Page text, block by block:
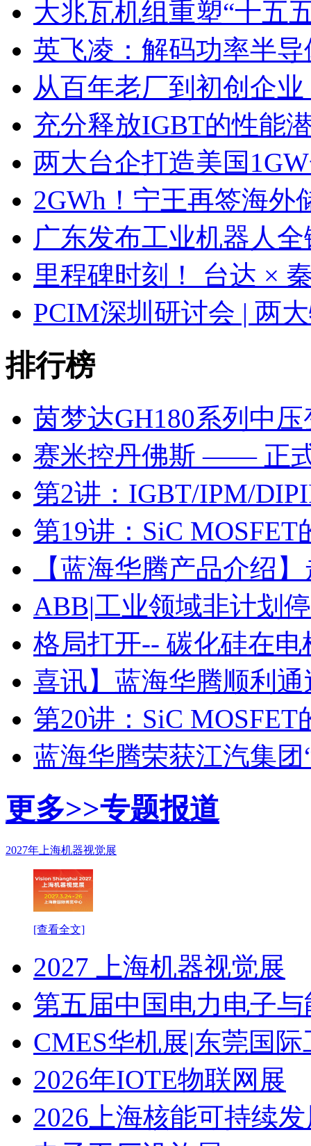
大兆瓦机组重塑“十五
英飞凌：解码功率半
从百年老厂到初创企
充分释放IGBT的性能
两大台企打造美国
2GWh！宁王再签海外
广东发布工业机器人
里程碑时刻！ 台达 ×
PCIM深圳研讨会 | 两
排行榜
茵梦达GH180系列中
赛米控丹佛斯 —— 正
第2讲：IGBT/IPM/
第19讲：SiC
【蓝海华腾产品介绍
ABB|工业领域非计划
格局打开-- 碳化硅在
喜讯】蓝海华腾顺利通
第20讲：SiC
蓝海华腾荣获江汽集
更多>>专题报道
2027年上海机器视觉展
[查看全文]
2027 上海机器视觉展
第五届中国电力电子
CMES华机展|东莞国
2026年IOTE物联网展
2026上海核能可持续